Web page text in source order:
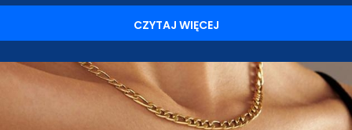
CZYTAJ WIĘCEJ